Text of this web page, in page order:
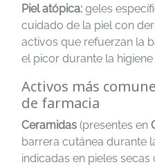
Piel atópica: geles
cuidado de la piel con
activos que refuerzan la
el picor durante la higiene
Activos más
de farmacia
Ceramidas (presentes en
barrera cutánea durante
indicadas en pieles secas